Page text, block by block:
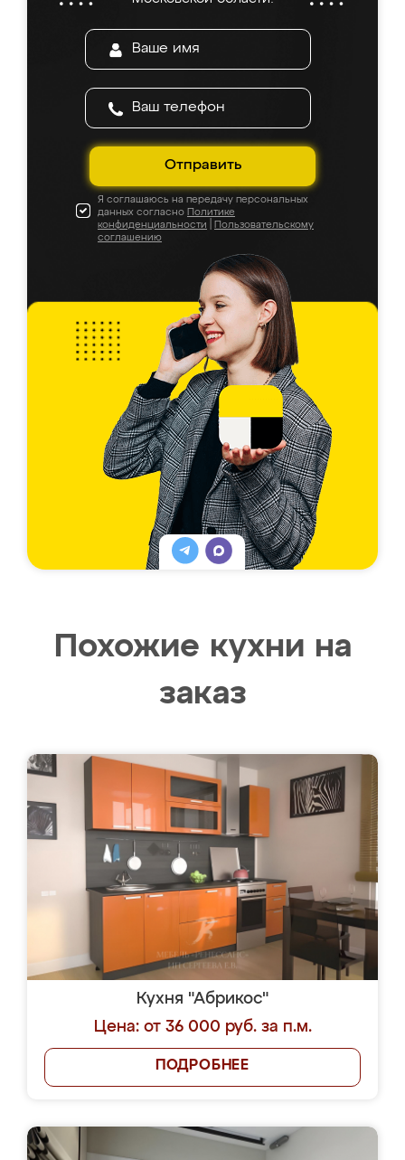
Отправить
Я соглашаюсь на передачу персональных
данных согласно Политике
конфиденциальности
Пользовательскому
соглашению
Похожие кухни на
заказ
Кухня "Абрикос"
Цена: от 36 000 руб. за п.м.
ПОДРОБНЕЕ